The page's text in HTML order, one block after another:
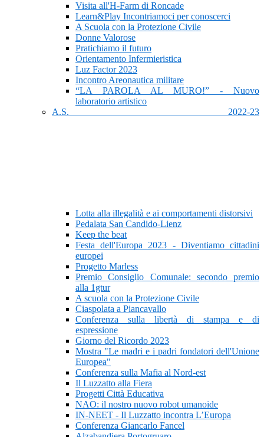
Visita all'H-Farm di Roncade
Learn&Play Incontriamoci per conoscerci
A Scuola con la Protezione Civile
Donne Valorose
Pratichiamo il futuro
Orientamento Infermieristica
Luz Factor 2023
Incontro Areonautica militare
“LA PAROLA AL MURO!” - Nuovo
laboratorio artistico
A.S. 2022-23
Lotta alla illegalità e ai comportamenti distorsivi
Pedalata San Candido-Lienz
Keep the beat
Festa dell'Europa 2023 - Diventiamo cittadini
europei
Progetto Marless
Premio Consiglio Comunale: secondo premio
alla 1gtur
A scuola con la Protezione Civile
Ciaspolata a Piancavallo
Conferenza sulla libertà di stampa e di
espressione
Giorno del Ricordo 2023
Mostra "Le madri e i padri fondatori dell'Unione
Europea"
Conferenza sulla Mafia al Nord-est
Il Luzzatto alla Fiera
Progetti Città Educativa
NAO: il nostro nuovo robot umanoide
IN-NEET - Il Luzzatto incontra L’Europa
Conferenza Giancarlo Fancel